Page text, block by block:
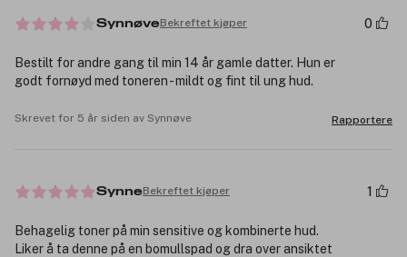
SynnøveBekreftet kjøper 0
Bestilt for andre gang til min 14 år gamle datter. Hun er
godt fornøyd med toneren - mildt og fint til ung hud.
Skrevet for 5 år siden av Synnøve Rapportere
SynneBekreftet kjøper 1
Behagelig toner på min sensitive og kombinerte hud.
Liker å ta denne på en bomullspad og dra over ansiktet